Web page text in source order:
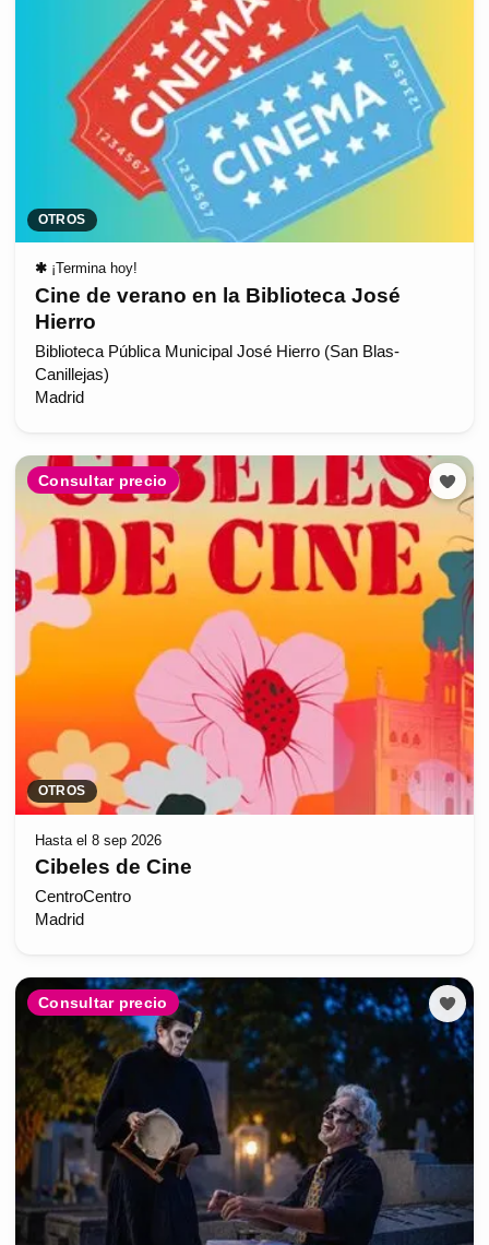
OTROS
✱ ¡Termina hoy!
Cine de verano en la Biblioteca José
Hierro
Biblioteca Pública Municipal José Hierro (San Blas-
Canillejas)
Madrid
Consultar precio
OTROS
Hasta el 8 sep 2026
Cibeles de Cine
CentroCentro
Madrid
Consultar precio